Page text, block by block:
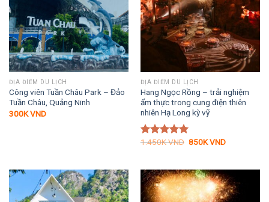
ĐỊA ĐIỂM DU LỊCH
Công viên Tuần Châu Park – Đảo
Tuần Châu, Quảng Ninh
300KVND
ĐỊA ĐIỂM DU LỊCH
Hang Ngọc Rồng – trải nghiệm
ẩm thực trong cung điện thiên
nhiên Hạ Long kỳ vỹ
Được xếp
1.450KVND Giá
850KVNDGiá
850K VND.